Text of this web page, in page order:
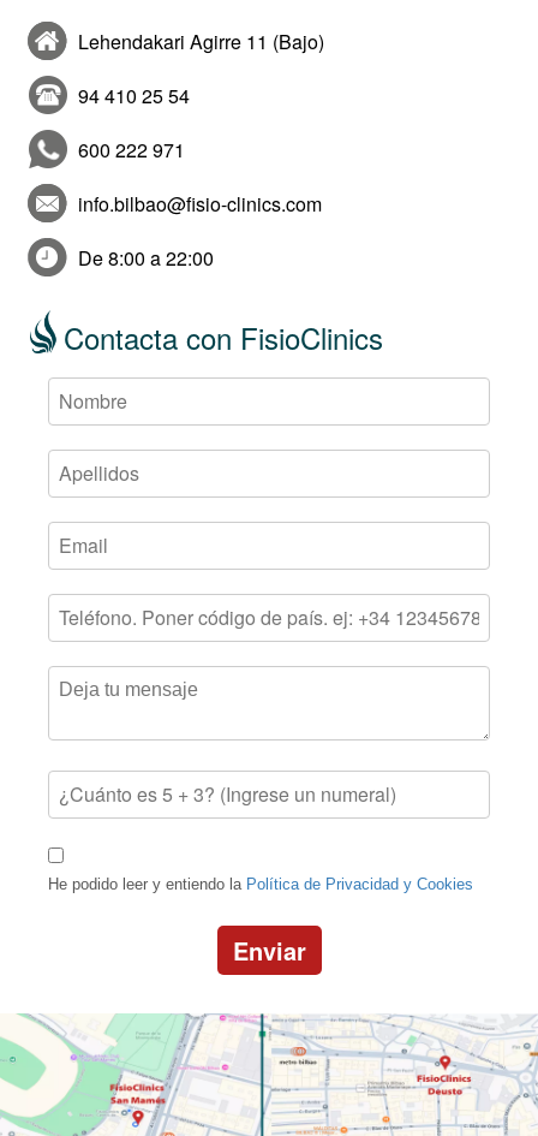
Lehendakari Agirre 11 (Bajo)
94 410 25 54
600 222 971
info.bilbao@fisio-clinics.com
De 8:00 a 22:00
Contacta con FisioClinics
He podido leer y entiendo la Política de Privacidad y Cookies
Enviar